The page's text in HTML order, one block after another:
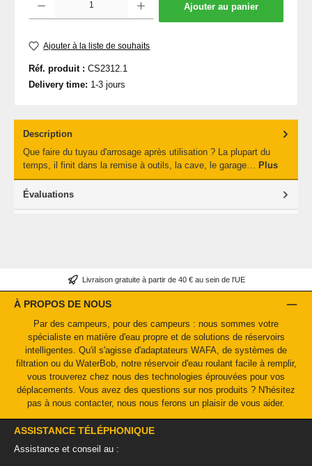
Ajouter au panier
Ajouter à la liste de souhaits
Réf. produit : CS2312.1
Delivery time: 1-3 jours
Description
Que faire du tuyau d'arrosage après utilisation ? La plupart du
temps, il finit dans la remise à outils, la cave, le garage… Plus
Évaluations
Livraison gratuite à partir de 40 € au sein de l'UE
À PROPOS DE NOUS
Par des campeurs, pour des campeurs : nous sommes votre
spécialiste en matière d'eau propre et de solutions de réservoirs
intelligentes. Qu'il s'agisse d'adaptateurs WAFA, de systèmes de
filtration ou du WaterBob, notre réservoir d'eau roulant facile à remplir,
vous trouverez chez nous des technologies éprouvées pour vos
déplacements. Vous avez des questions sur nos produits ? N'hésitez
pas à nous contacter, nous nous ferons un plaisir de vous aider.
ASSISTANCE TÉLÉPHONIQUE
Assistance et conseil au :